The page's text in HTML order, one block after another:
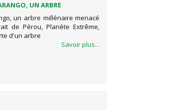
UN ARBRE
un arbre millénaire menacé
de Pérou, Planète Extrême,
d'un arbre
Savoir plus...